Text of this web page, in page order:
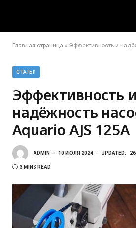
Главная страница » Эффективность и
СТАТЬИ
Эффективность и
надёжность
Aquario AJS 125A
ADMIN 10 ИЮЛЯ 2024 UPDATED:
3 MINS READ